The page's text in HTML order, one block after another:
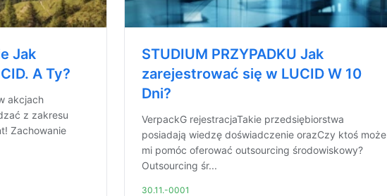
Jak
A Ty?
akcjach
z zakresu
Zachowanie
STUDIUM PRZYPADKU Jak
zarejestrować się w LUCID W 10
Dni?
VerpackG rejestracjaTakie przedsiębiorstwa
posiadają wiedzę doświadczenie orazCzy ktoś może
mi pomóc oferować outsourcing środowiskowy?
Outsourcing śr...
30.11.-0001